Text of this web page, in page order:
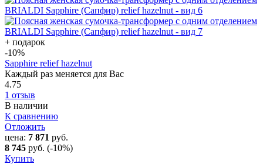
+ подарок
-10%
Sapphire relief hazelnut
Каждый раз меняется для Вас
4.75
1 отзыв
В наличии
К сравнению
Отложить
цена: 7 871 руб.
8 745 руб. (-10%)
Купить